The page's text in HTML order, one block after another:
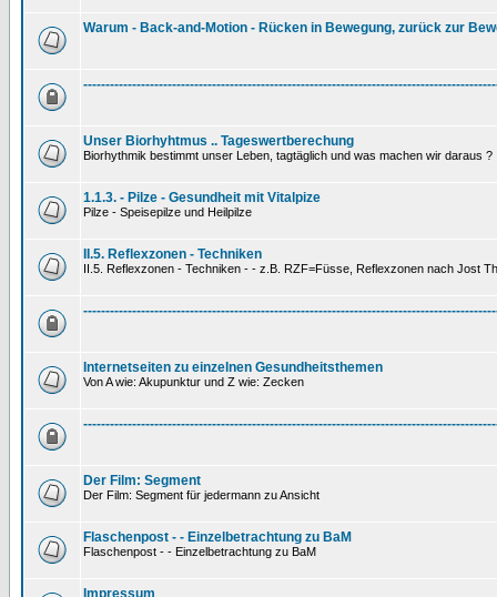
Warum - Back-and-Motion - Rücken in Bewegung, zurück zur
Unser Biorhyhtmus .. Tageswertberechung
Biorhythmik bestimmt unser Leben, tagtäglich und was machen wir daraus ?
1.1.3. - Pilze - Gesundheit mit Vitalpize
Pilze - Speisepilze und Heilpilze
II.5. Reflexzonen - Techniken
II.5. Reflexzonen - Techniken - - z.B. RZF=Füsse, Reflexzonen nach Jost
Internetseiten zu einzelnen Gesundheitsthemen
Von A wie: Akupunktur und Z wie: Zecken
Der Film: Segment
Der Film: Segment für jedermann zu Ansicht
Flaschenpost - - Einzelbetrachtung zu BaM
Flaschenpost - - Einzelbetrachtung zu BaM
Impressum